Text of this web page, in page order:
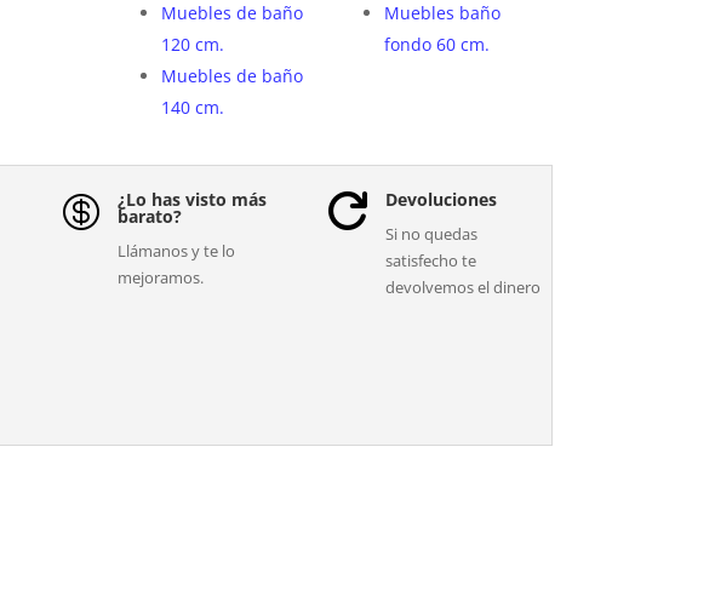
Muebles de baño
120 cm.
Muebles de baño
140 cm.
Muebles baño
fondo 60 cm.
 ¿Lo has visto más
barato?
Llámanos y te lo
mejoramos.
 Devoluciones
Si no quedas
satisfecho te
devolvemos el dinero